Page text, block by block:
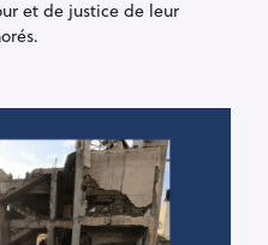
et de justice de leur